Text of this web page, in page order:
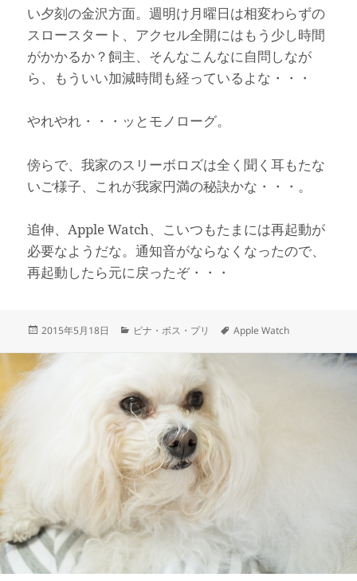
い夕刻の金沢方面。週明け月曜日は相変わらずの
スロースタート、アクセル全開にはもう少し時間
がかかるか？飼主、そんなこんなに自問しなが
ら、もういい加減時間も経っているよな・・・
やれやれ・・・ッとモノローグ。
傍らで、我家のスリーボロズは全く聞く耳もたな
いご様子、これが我家円満の秘訣かな・・・。
追伸、Apple Watch、こいつもたまには再起動が
必要なようだな。通知音がならなくなったので、
再起動したら元に戻ったぞ・・・
投
日:
2015年5月18日
カ
ー
ピナ・ボス・プリ
タ
Apple Watch